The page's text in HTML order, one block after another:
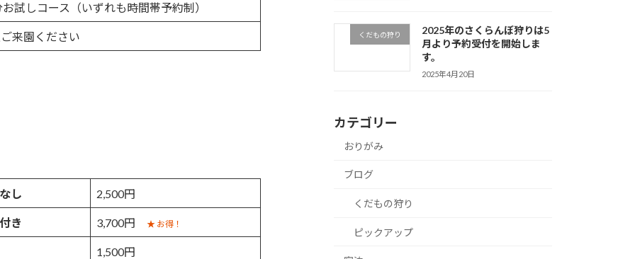
試しコース（いずれも時間帯予約制）
来園ください
し 2,500円
き 3,700円 ★ お得！
1,500円
くだもの狩り
2025年のさくらんぼ狩りは5
月より予約受付を開始しま
す。
2025年4月20日
カテゴリー
おりがみ
ブログ
くだもの狩り
ピックアップ